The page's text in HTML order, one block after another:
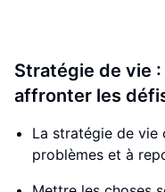
Stratégie de vie
affronter les
La stratégie de vie
problèmes et à